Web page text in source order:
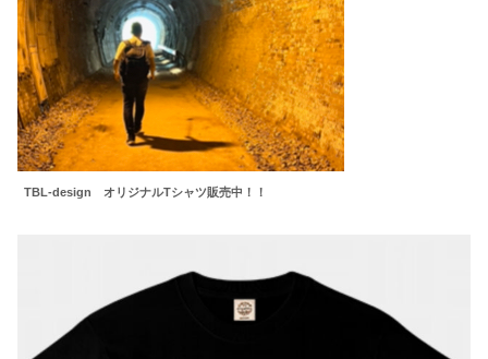
TBL-design オリジナルTシャツ販売中！！